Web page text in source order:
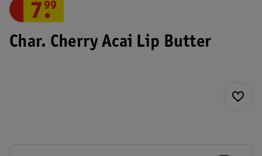
Char. Cherry Acai Lip Butter
7.
99